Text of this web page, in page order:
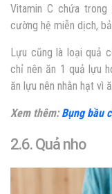
Vitamin C chứa
cường hệ miễn dịch,
Lựu cũng là loại quả
chỉ nên ăn 1 quả lựu
ăn lựu nên nhằn hạt vì
Xem thêm:Bụng bầu
2.6. Quả nho